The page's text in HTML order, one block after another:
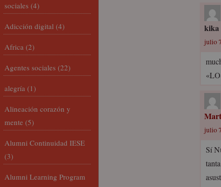
kika
julio
julio
Sí
sociales (4)
Adicción digital (4)
Africa (2)
Agentes sociales (22)
alegría (1)
Alineación corazón y
mente (5)
Alumni Continuidad IESE
(3)
Alumni Learning Program